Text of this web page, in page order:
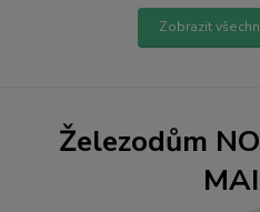
Zobrazit
Železodům